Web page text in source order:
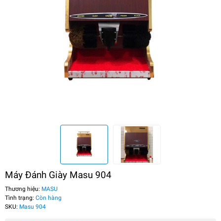
Máy Đánh Giày Masu 904
Thương hiệu: MASU
Tình trạng: Còn hàng
SKU: Masu 904